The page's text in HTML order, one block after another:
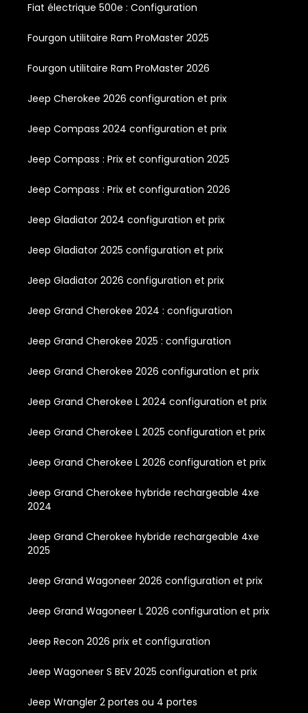
Fiat électrique 500e : Configuration
Fourgon utilitaire Ram ProMaster 2025
Fourgon utilitaire Ram ProMaster 2026
Jeep Cherokee 2026 configuration et prix
Jeep Compass 2024 configuration et prix
Jeep Compass : Prix et configuration 2025
Jeep Compass : Prix et configuration 2026
Jeep Gladiator 2024 configuration et prix
Jeep Gladiator 2025 configuration et prix
Jeep Gladiator 2026 configuration et prix
Jeep Grand Cherokee 2024 : configuration
Jeep Grand Cherokee 2025 : configuration
Jeep Grand Cherokee 2026 configuration et prix
Jeep Grand Cherokee L 2024 configuration et prix
Jeep Grand Cherokee L 2025 configuration et prix
Jeep Grand Cherokee L 2026 configuration et prix
Jeep Grand Cherokee hybride rechargeable 4xe
2024
Jeep Grand Cherokee hybride rechargeable 4xe
2025
Jeep Grand Wagoneer 2026 configuration et prix
Jeep Grand Wagoneer L 2026 configuration et prix
Jeep Recon 2026 prix et configuration
Jeep Wagoneer S BEV 2025 configuration et prix
Jeep Wrangler 2 portes ou 4 portes